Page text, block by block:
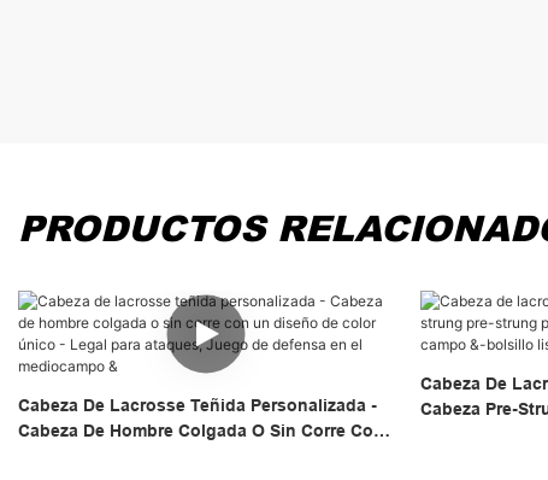
PRODUCTOS
Cabeza De Lacrosse Teñida Personalizada -
Cabeza De Hombre Colgada O Sin Corre Con
Cabeza De
Cabeza Pre-